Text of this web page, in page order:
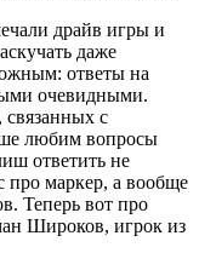
драйв игры и
даже
ответы на
очевидными.
связанных с
любим вопросы
ответить не
про маркер, а вообще
Теперь вот про
Широков, игрок из